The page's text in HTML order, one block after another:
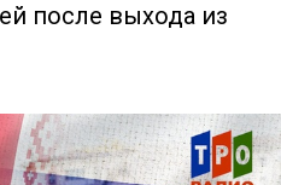
после выхода из